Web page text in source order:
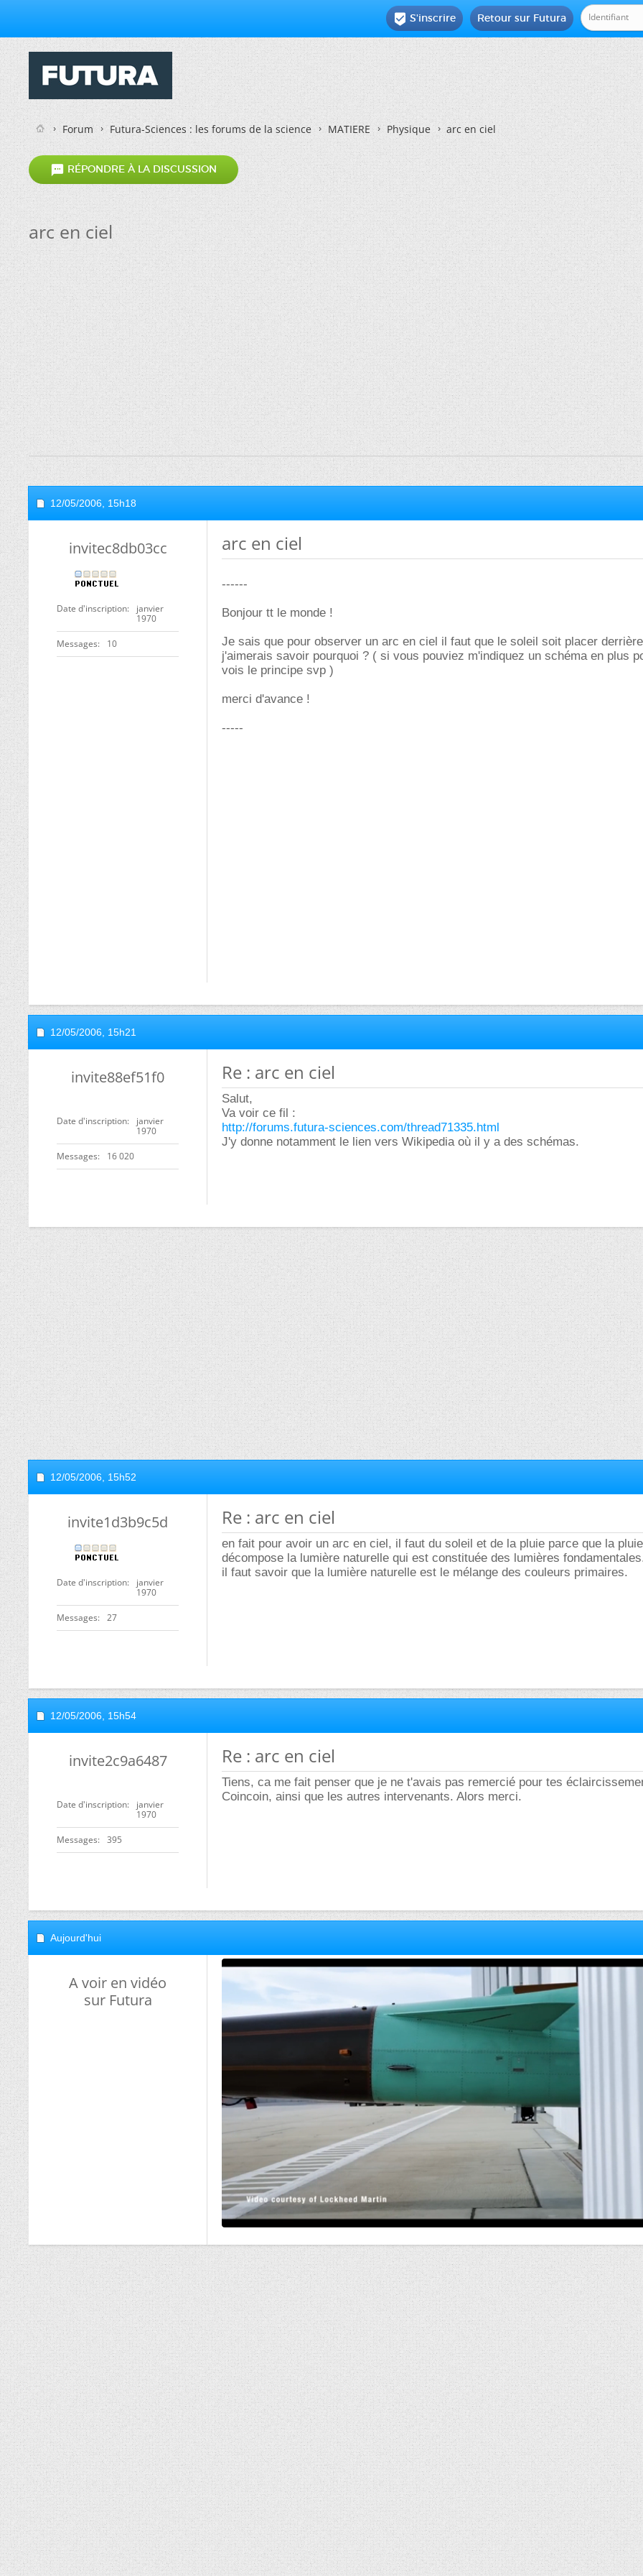
Retour sur Futura
 S'inscrire
Forum Futura-Sciences : les forums de la science MATIERE Physique arc en ciel
 RÉPONDRE À LA DISCUSSION
arc en ciel
12/05/2006, 15h18
invitec8db03cc
Date d'inscription
janvier
1970
Messages 10
arc en ciel
------
Bonjour tt le monde !
Je sais que pour observer un arc en ciel il faut que le soleil soit placer
j'aimerais savoir pourquoi ? ( si vous pouviez m'indiquez un schéma en plus
vois le principe svp )
merci d'avance !
-----
12/05/2006, 15h21
invite88ef51f0
Date d'inscription
janvier
1970
Messages 16 020
Re : arc en ciel
Salut,
Va voir ce fil :
http://forums.futura-sciences.com/thread71335.html
J'y donne notamment le lien vers Wikipedia où il y a des schémas.
12/05/2006, 15h52
invite1d3b9c5d
Date d'inscription
janvier
1970
Messages 27
Re : arc en ciel
en fait pour avoir un arc en ciel, il faut du soleil et de la pluie parce que la pluie
décompose la lumière naturelle qui est constituée des lumières
il faut savoir que la lumière naturelle est le mélange des couleurs primaires.
12/05/2006, 15h54
invite2c9a6487
Date d'inscription
janvier
1970
Messages 395
Re : arc en ciel
Tiens, ca me fait penser que je ne t'avais pas remercié pour tes
Coincoin, ainsi que les autres intervenants. Alors merci.
Aujourd'hui
A voir en vidéo
sur Futura